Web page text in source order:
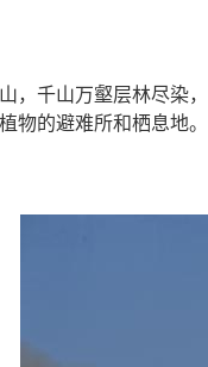
，千山万壑层林尽染
物的避难所和栖息地